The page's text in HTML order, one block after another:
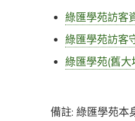
綠匯學苑訪客
綠匯學苑訪客
綠匯學苑(舊
備註: 綠匯學苑本